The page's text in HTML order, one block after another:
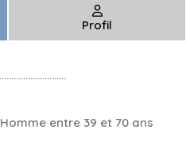
Profil
entre 39 et 70 ans